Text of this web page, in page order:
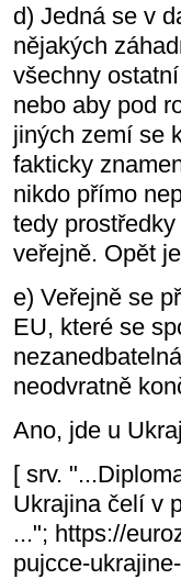
d) Jedná se v
nějakých
všechny
nebo aby pod
jiných zemí se
fakticky
nikdo přímo
tedy
veřejně. Opět
e) Veřejně se
EU, které se
neodvratně
Ano, jde u
[ srv.
Ukrajina čelí v
..."; https://
pujcce-